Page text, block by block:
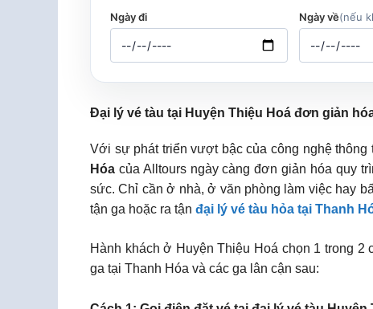
Ngày đi Ngày về(nếu
Đại lý vé tàu tại Huyện Thiệu Hoá đơn giản
Với sự phát triển vượt bậc của công nghệ
Hóa của Alltours ngày càng đơn giản hóa quy
sức. Chỉ cần ở nhà, ở văn phòng làm việc hay
tận ga hoặc ra tận đại lý vé tàu hỏa tại Thanh
Hành khách ở Huyện Thiệu Hoá chọn 1 trong
ga tại Thanh Hóa và các ga lân cận sau: